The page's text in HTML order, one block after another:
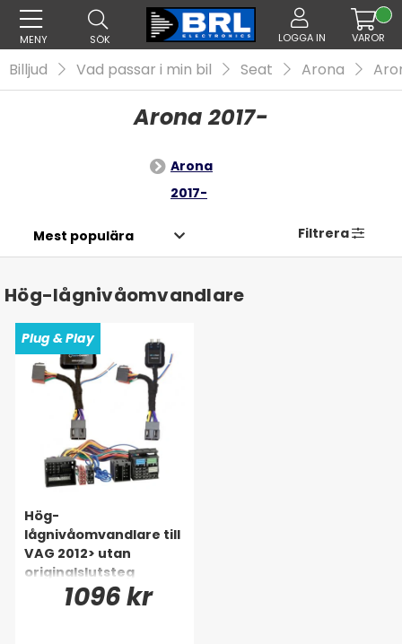
MENY SÖK LOGGA IN VAROR
Billjud Vad passar i min bil Seat Arona
Arona 2017-
Arona
2017-
Filtrera
Hög-lågnivåomvandlare
Plug & Play
Hög-
lågnivåomvandlare till
VAG 2012> utan
originalslutsteg
1096 kr